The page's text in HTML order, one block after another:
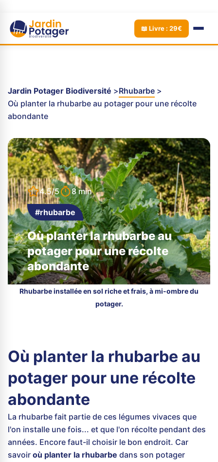
📖 Livre : 29€
Jardin Potager Biodiversité
Rhubarbe
Où planter la rhubarbe au potager pour une récolte
abondante
4.5/5 8 min
#rhubarbe
Où planter la rhubarbe au
potager pour une récolte
abondante
Rhubarbe installée en sol riche et frais, à mi-ombre du
potager.
Où planter la rhubarbe au
potager pour une récolte
abondante
La rhubarbe fait partie de ces légumes vivaces que
l'on installe une fois... et que l'on récolte pendant des
années. Encore faut-il choisir le bon endroit. Car
savoir où planter la rhubarbe dans son potager